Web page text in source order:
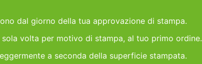
dal giorno della tua approvazione di stampa.
volta per motivo di stampa, al tuo primo ordine.
a seconda della superficie stampata.